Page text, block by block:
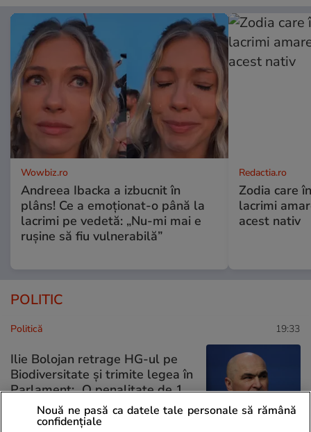
Wowbiz.ro
Andreea Ibacka a izbucnit în
plâns! Ce a emoționat-o până la
lacrimi pe vedetă: „Nu-mi mai e
rușine să fiu vulnerabilă”
Redactia.ro
Zodia care
lacrimi
acest nativ
POLITIC
Politică 19:33
Ilie Bolojan retrage HG-ul pe
Biodiversitate și trimite legea în
Parlament: „O penalitate de 1
miliard de euro este de
neasumat”
Nouă ne pasă ca datele tale personale să rămână
confidențiale